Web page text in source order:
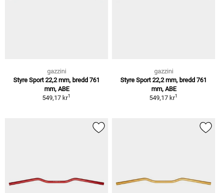
gazzini
Styre Sport 22,2 mm, bredd 761
mm, ABE
549,17 kr1
gazzini
Styre Sport 22,2 mm, bredd 761
mm, ABE
549,17 kr1